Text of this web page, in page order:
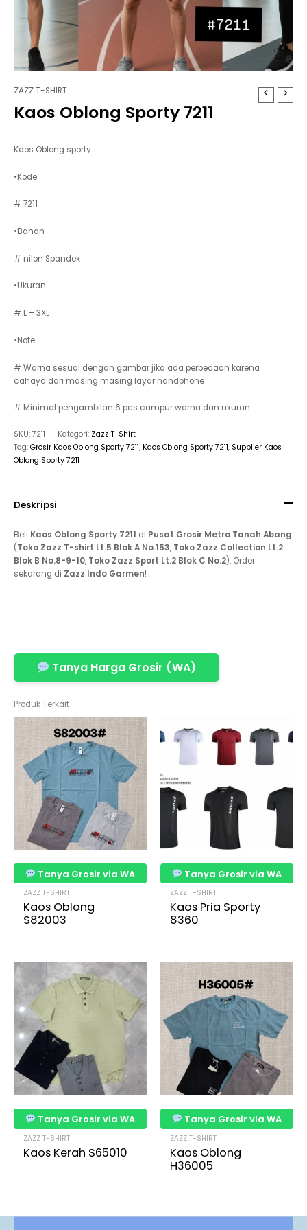
ZAZZ T-SHIRT
Kaos Oblong Sporty 7211
Kaos Oblong sporty
•Kode
# 7211
•Bahan
# nilon Spandek
•Ukuran
# L – 3XL
•Note
# Warna sesuai dengan gambar jika ada perbedaan karena
cahaya dari masing masing layar handphone
# Minimal pengambilan 6 pcs campur warna dan ukuran
SKU: 7211 Kategori: Zazz T-Shirt
Tag: Grosir Kaos Oblong Sporty 7211, Kaos Oblong Sporty 7211, Supplier Kaos
Oblong Sporty 7211
Deskripsi
Beli Kaos Oblong Sporty 7211 di Pusat Grosir Metro Tanah Abang
(Toko Zazz T-shirt Lt.5 Blok A No.153, Toko Zazz Collection Lt.2
Blok B No.8-9-10, Toko Zazz Sport Lt.2 Blok C No.2). Order
sekarang di Zazz Indo Garmen!
Tanya Harga Grosir (WA)
Produk Terkait
Tanya Grosir via WA
ZAZZ T-SHIRT
Kaos Oblong
S82003
Tanya Grosir via WA
ZAZZ T-SHIRT
Kaos Pria Sporty
8360
Tanya Grosir via WA
ZAZZ T-SHIRT
Kaos Kerah S65010
Tanya Grosir via WA
ZAZZ T-SHIRT
Kaos Oblong
H36005